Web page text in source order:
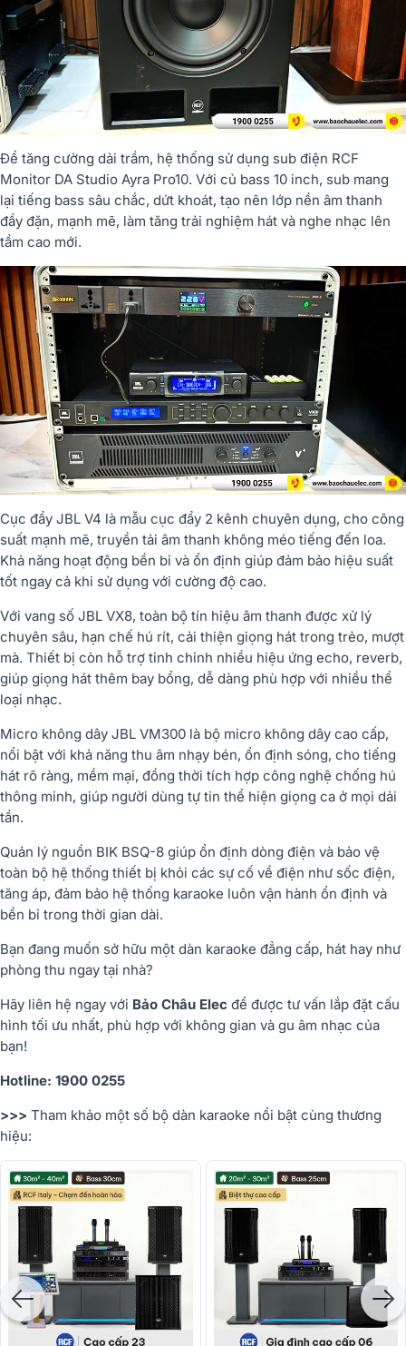
Để tăng cường dải trầm, hệ thống sử dụng sub điện RCF
Monitor DA Studio Ayra Pro10. Với củ bass 10 inch, sub mang
lại tiếng bass sâu chắc, dứt khoát, tạo nên lớp nền âm thanh
đầy đặn, mạnh mẽ, làm tăng trải nghiệm hát và nghe nhạc lên
tầm cao mới.
Cục đẩy JBL V4 là mẫu cục đẩy 2 kênh chuyên dụng, cho công
suất mạnh mẽ, truyền tải âm thanh không méo tiếng đến loa.
Khả năng hoạt động bền bỉ và ổn định giúp đảm bảo hiệu suất
tốt ngay cả khi sử dụng với cường độ cao.
Với vang số JBL VX8, toàn bộ tín hiệu âm thanh được xử lý
chuyên sâu, hạn chế hú rít, cải thiện giọng hát trong trẻo, mượt
mà. Thiết bị còn hỗ trợ tinh chỉnh nhiều hiệu ứng echo, reverb,
giúp giọng hát thêm bay bổng, dễ dàng phù hợp với nhiều thể
loại nhạc.
Micro không dây JBL VM300 là bộ micro không dây cao cấp,
nổi bật với khả năng thu âm nhạy bén, ổn định sóng, cho tiếng
hát rõ ràng, mềm mại, đồng thời tích hợp công nghệ chống hú
thông minh, giúp người dùng tự tin thể hiện giọng ca ở mọi dải
tần.
Quản lý nguồn BIK BSQ-8 giúp ổn định dòng điện và bảo vệ
toàn bộ hệ thống thiết bị khỏi các sự cố về điện như sốc điện,
tăng áp, đảm bảo hệ thống karaoke luôn vận hành ổn định và
bền bỉ trong thời gian dài.
Bạn đang muốn sở hữu một dàn karaoke đẳng cấp, hát hay như
phòng thu ngay tại nhà?
Hãy liên hệ ngay với Bảo Châu Elec để được tư vấn lắp đặt cấu
hình tối ưu nhất, phù hợp với không gian và gu âm nhạc của
bạn!
Hotline: 1900 0255
>>> Tham khảo một số bộ dàn karaoke nổi bật cùng thương
hiệu: